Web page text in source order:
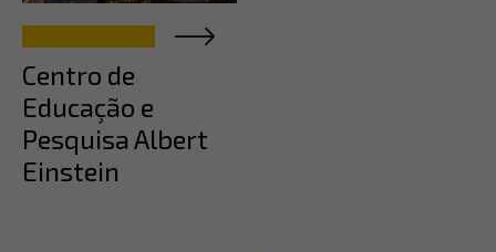
Centro de
Educação e
Pesquisa Albert
Einstein